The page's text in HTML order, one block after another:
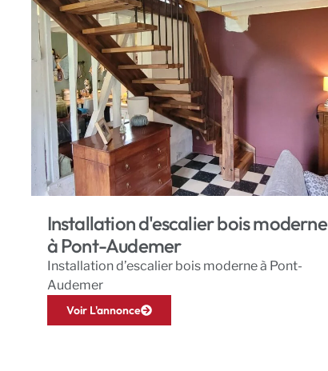
Installation d'escalier bois moderne
à Pont-Audemer
Installation d’escalier bois moderne à Pont-
Audemer
Voir L'annonce